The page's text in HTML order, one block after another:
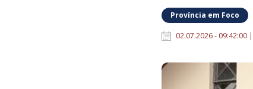
Província em Foco
02.07.2026 - 09:42:00